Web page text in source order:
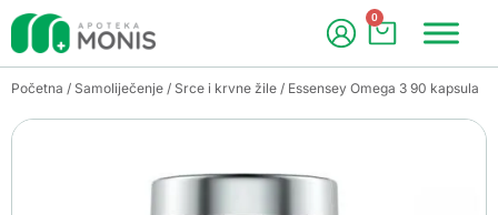
0
Početna / Samoliječenje / Srce i krvne žile / Essensey Omega 3 90 kapsula